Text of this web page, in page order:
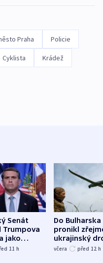
Praha Policie
Cyklista Krádež
Senát
jako
11 h
Do Bulharska
pronikl
ukrajinský
explodoval
včera před 12 h